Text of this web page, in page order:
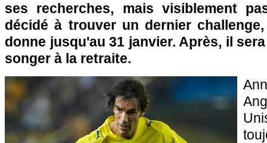
ses recherches, mais visiblement
décidé à trouver un dernier
donne jusqu'au 31 janvier. Après, il
songer à la retraite.